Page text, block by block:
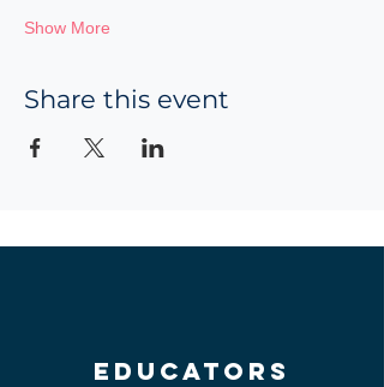
Show More
Share this event
educators